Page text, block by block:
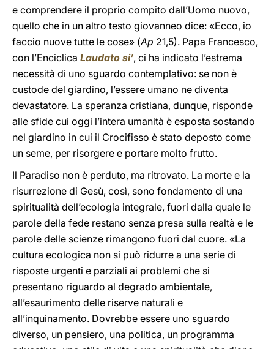
e comprendere il proprio compito dall’Uomo nuovo,
quello che in un altro testo giovanneo dice: «Ecco, io
faccio nuove tutte le cose» (Ap 21,5). Papa Francesco,
con l’Enciclica Laudato si’, ci ha indicato l’estrema
necessità di uno sguardo contemplativo: se non è
custode del giardino, l’essere umano ne diventa
devastatore. La speranza cristiana, dunque, risponde
alle sfide cui oggi l’intera umanità è esposta sostando
nel giardino in cui il Crocifisso è stato deposto come
un seme, per risorgere e portare molto frutto.
Il Paradiso non è perduto, ma ritrovato. La morte e la
risurrezione di Gesù, così, sono fondamento di una
spiritualità dell’ecologia integrale, fuori dalla quale le
parole della fede restano senza presa sulla realtà e le
parole delle scienze rimangono fuori dal cuore. «La
cultura ecologica non si può ridurre a una serie di
risposte urgenti e parziali ai problemi che si
presentano riguardo al degrado ambientale,
all’esaurimento delle riserve naturali e
all’inquinamento. Dovrebbe essere uno sguardo
diverso, un pensiero, una politica, un programma